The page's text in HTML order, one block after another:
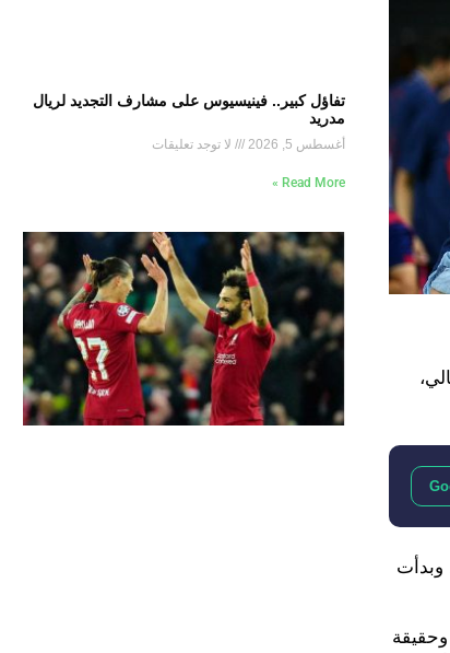
وبدأت
تفاؤل كبير.. فينيسيوس على مشارف التجديد لريال
مدريد
أغسطس 5, 2026 لا توجد تعليقات
Read More »